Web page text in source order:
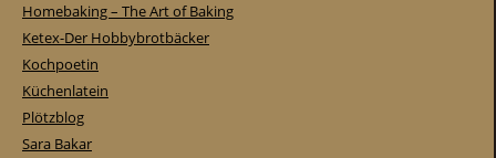
Homebaking – The Art of Baking
Ketex-Der Hobbybrotbäcker
Kochpoetin
Küchenlatein
Plötzblog
Sara Bakar